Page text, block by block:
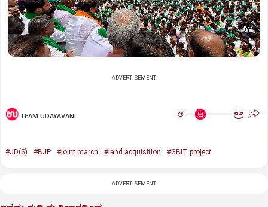
ADVERTISEMENT
TEAM UDAYAVANI ಅ ಅ
#JD(S) #BJP #joint march #land acquisition #GBIT project
ADVERTISEMENT